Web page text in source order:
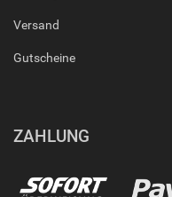
Versand
Gutscheine
ZAHLUNG